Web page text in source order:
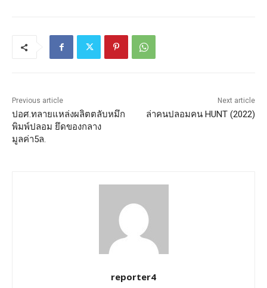
Previous article
ปอศ.ทลายแหล่งผลิตตลับหมึก
พิมพ์ปลอม ยึดของกลาง
มูลค่า5ล.
Next article
ล่าคนปลอมคน HUNT (2022)
reporter4